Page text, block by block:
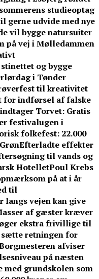
studieoptag
gerne udvide med nye
vil bygge natursuiter
på vej i Mølledammen
og bygge
i Tønder
til kreativitet
for indførsel af falske
Torvet: Gratis
festivalugen i
folkefest: 22.000
Efterladte effekter
til vands og
HotelletPoul Krebs
på at i år
til
langs vejen kan give
af gæster kræver
ekstra frivillige til
retningen for
afviser
på næsten
med grundskolen som